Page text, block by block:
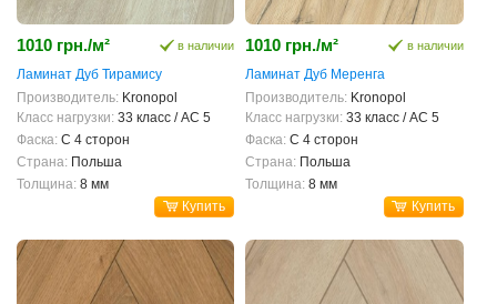
1010 грн./м² в наличии
Ламинат Дуб Тирамису
Производитель: Kronopol
Класс нагрузки: 33 класс / AC 5
Фаска: С 4 сторон
Страна: Польша
Толщина: 8 мм
Купить
1010 грн./м² в наличии
Ламинат Дуб Меренга
Производитель: Kronopol
Класс нагрузки: 33 класс / AC 5
Фаска: С 4 сторон
Страна: Польша
Толщина: 8 мм
Купить